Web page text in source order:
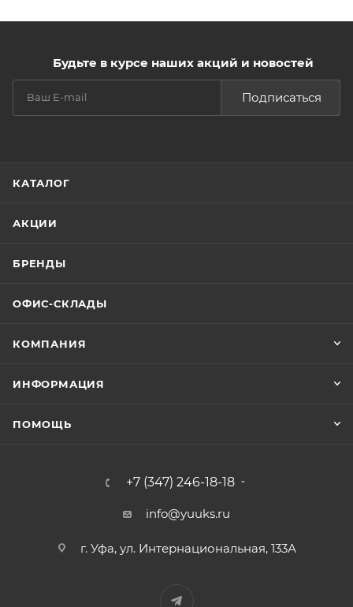
Будьте в курсе наших акций и новостей
Подписаться
КАТАЛОГ
АКЦИИ
БРЕНДЫ
ОФИС-СКЛАДЫ
КОМПАНИЯ
ИНФОРМАЦИЯ
ПОМОЩЬ
+7 (347) 246-18-18
info@yuuks.ru
г. Уфа, ул. Интернациональная, 133А